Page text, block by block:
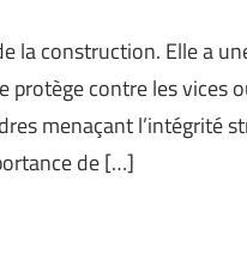
la construction. Elle a
protège contre les vices
menaçant l’intégrité
de […]